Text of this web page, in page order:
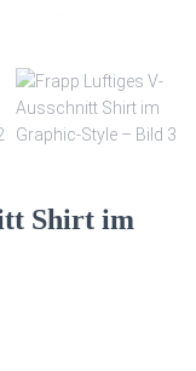
Shirt im